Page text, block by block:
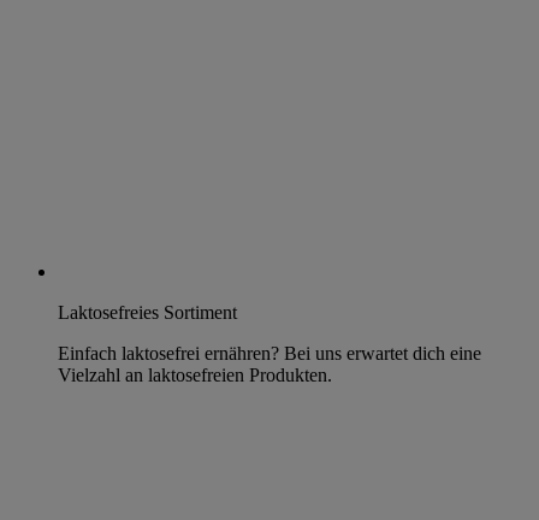
Laktosefreies Sortiment
Einfach laktosefrei ernähren? Bei uns erwartet dich eine
Vielzahl an laktosefreien Produkten.